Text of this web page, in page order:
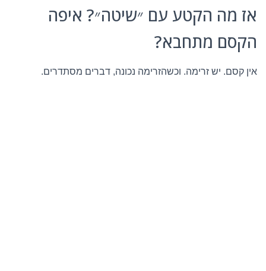
אז מה הקטע עם ״שיטה״? איפה
הקסם מתחבא?
אין קסם. יש זרימה. וכשהזרימה נכונה, דברים מסתדרים.